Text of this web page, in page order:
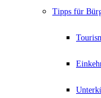
Tipps für